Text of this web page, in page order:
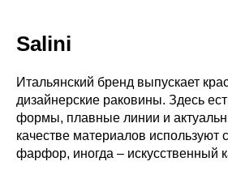
Salini
Итальянский бренд выпускает
дизайнерские раковины. Здесь
формы, плавные линии и
качестве материалов используют
фарфор, иногда – искусственный